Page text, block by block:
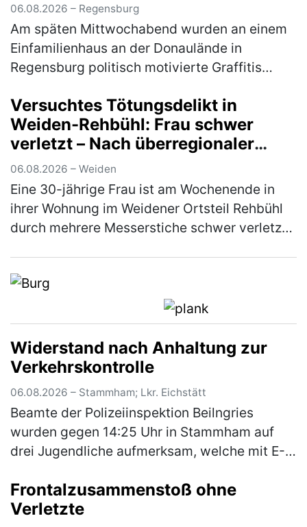
06.08.2026 – Regensburg
Am späten Mittwochabend wurden an einem
Einfamilienhaus an der Donaulände in
Regensburg politisch motivierte Graffitis
bereits ermittelt werden, eine weitere Per…
(mehr)
Versuchtes Tötungsdelikt in
Weiden-Rehbühl: Frau schwer
verletzt – Nach überregionaler
Fahndung Tatverdächtiger in
Thüringen gefasst
06.08.2026 – Weiden
Eine 30-jährige Frau ist am Wochenende in
ihrer Wohnung im Weidener Ortsteil Rehbühl
durch mehrere Messerstiche schwer verletzt
(mehr)
Widerstand nach Anhaltung zur
Verkehrskontrolle
06.08.2026 – Stammham; Lkr. Eichstätt
Beamte der Polizeiinspektion Beilngries
wurden gegen 14:25 Uhr in Stammham auf
drei Jugendliche aufmerksam, welche mit E-
fuhren mit einer deutlich höheren Gesch…
(mehr)
Frontalzusammenstoß ohne
Verletzte